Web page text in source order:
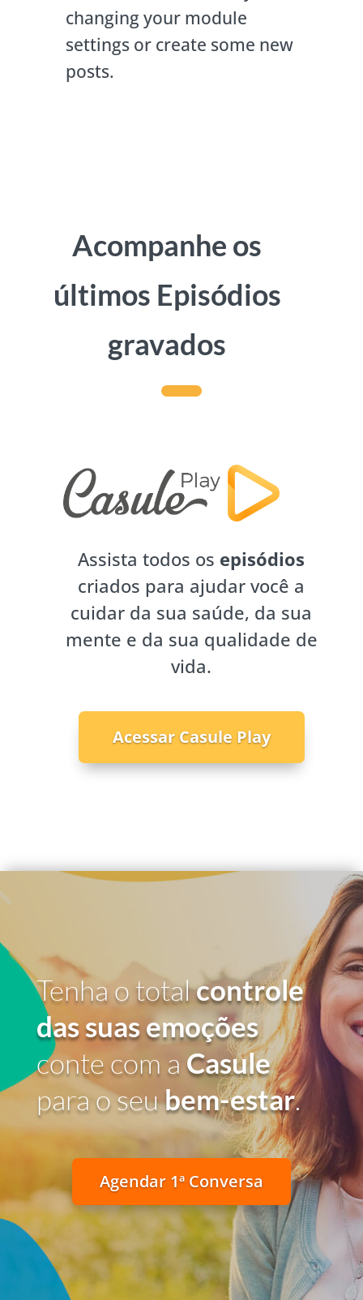
changing your module
settings or create some new
posts.
Acompanhe os
últimos Episódios
gravados
Assista todos os episódios
criados para ajudar você a
cuidar da sua saúde, da sua
mente e da sua qualidade de
vida.
Acessar Casule Play
Tenha o totalcontrole
das suas emoções
conte com a Casule
para o seubem-estar.
Agendar 1ª Conversa